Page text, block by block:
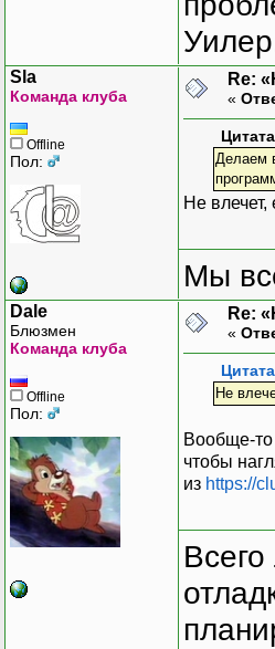
Sla
Команда клуба
Offline
Пол:
Re:
«
Цитата
Делаем
Не влечет,
Мы
Dale
Блюзмен
Команда клуба
Offline
Пол:
Re:
«
Не
Вообще-то
чтобы
из https://